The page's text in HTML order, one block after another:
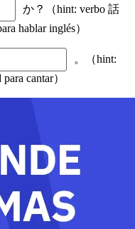
か？（hint: verbo 話
hablar inglés）
。（hint:
cantar）